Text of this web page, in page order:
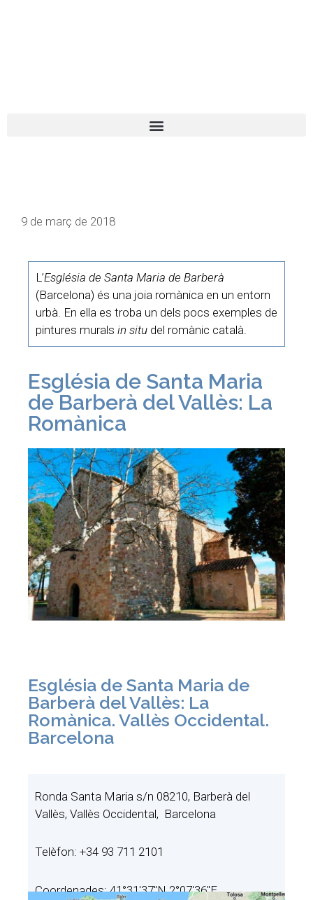
9 de març de 2018
L’Església de Santa Maria de Barberà
(Barcelona) és una joia romànica en un entorn
urbà. En ella es troba un dels pocs exemples de
pintures murals in situ del romànic català.
Església de Santa Maria
de Barberà del Vallès: La
Romànica
Església de Santa Maria de
Barberà del Vallès: La
Romànica. Vallès Occidental.
Barcelona
Ronda Santa Maria s/n 08210, Barberà del
Vallès, Vallès Occidental, Barcelona
Telèfon: +34 93 711 2101
Coordenades: 41°31′37″N 2°07′36″E.